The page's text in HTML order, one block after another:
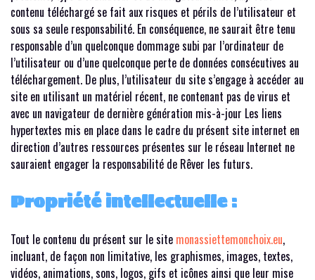
contenu téléchargé se fait aux risques et périls de l’utilisateur et
sous sa seule responsabilité. En conséquence, ne saurait être tenu
responsable d’un quelconque dommage subi par l’ordinateur de
l’utilisateur ou d’une quelconque perte de données consécutives au
téléchargement. De plus, l’utilisateur du site s’engage à accéder au
site en utilisant un matériel récent, ne contenant pas de virus et
avec un navigateur de dernière génération mis-à-jour Les liens
hypertextes mis en place dans le cadre du présent site internet en
direction d’autres ressources présentes sur le réseau Internet ne
sauraient engager la responsabilité de Rêver les futurs.
Propriété intellectuelle :
Tout le contenu du présent sur le site monassiettemonchoix.eu,
incluant, de façon non limitative, les graphismes, images, textes,
vidéos, animations, sons, logos, gifs et icônes ainsi que leur mise